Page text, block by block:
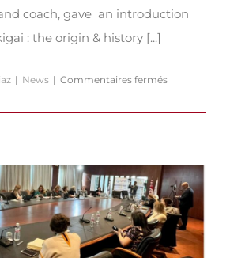
coach, gave an introduction
: the origin & history [...]
| News | Commentaires ferméssur
Vlaanderen
Conference